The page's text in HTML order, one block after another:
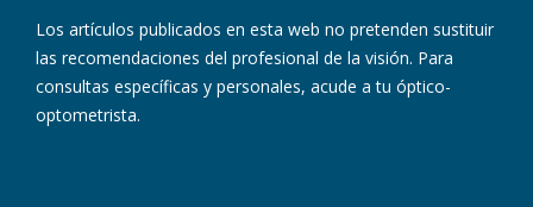
Los artículos publicados en esta web no pretenden sustituir
las recomendaciones del profesional de la visión. Para
consultas específicas y personales, acude a tu óptico-
optometrista.